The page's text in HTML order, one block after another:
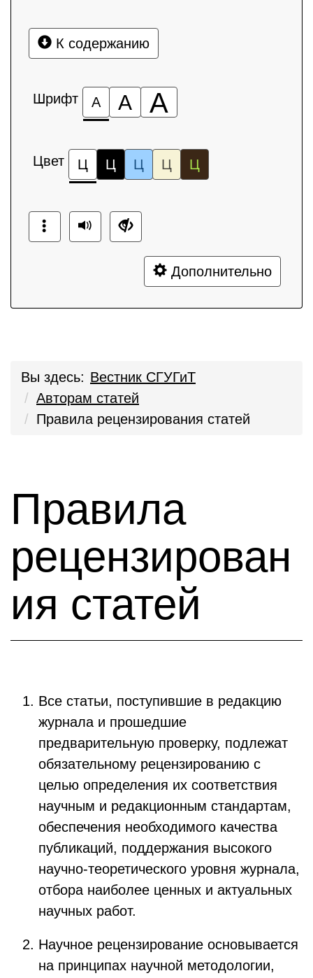
К содержанию
Шрифт А А А
Цвет Ц Ц Ц Ц Ц
Дополнительно
Вы здесь: Вестник СГУГиТ
Авторам статей
Правила рецензирования статей
Правила
рецензирован
ия статей
Все статьи, поступившие в редакцию
журнала и прошедшие
предварительную проверку, подлежат
обязательному рецензированию с
целью определения их соответствия
научным и редакционным стандартам,
обеспечения необходимого качества
публикаций, поддержания высокого
научно-теоретического уровня журнала,
отбора наиболее ценных и актуальных
научных работ.
Научное рецензирование основывается
на принципах научной методологии,